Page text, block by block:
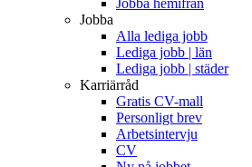
Jobba hemifrån
Jobba
Alla lediga jobb
Lediga jobb | län
Lediga jobb | städer
Karriärråd
Gratis CV-mall
Personligt brev
Arbetsintervju
CV